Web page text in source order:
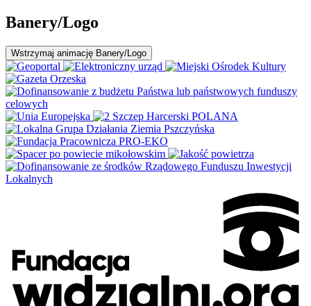
Banery/Logo
Wstrzymaj animację Banery/Logo